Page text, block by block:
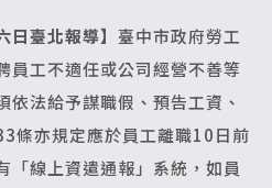
日臺北報導】 臺中市政府勞工
員工不適任或公司經營不善等
依法給予謀職假、預告工資、
條亦規定應於員工離職10日前
「線上資遣通報」系統，如員